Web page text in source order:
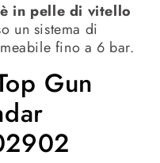
in pelle di vitello
un sistema di
fino a 6 bar.
Gun